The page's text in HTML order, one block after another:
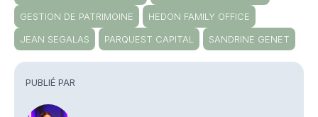
PUBLIÉ PAR
GESTION DE PATRIMOINE
HEDON FAMILY OFFICE
JEAN SEGALAS
PARQUEST CAPITAL SANDRINE GENET